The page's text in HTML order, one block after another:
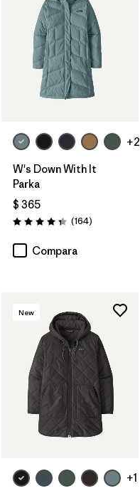
+2
W's Down With It
Parka
$ 365
Valoración: 4.4 / 5
(164Comentarios
)
Compara
New
+1